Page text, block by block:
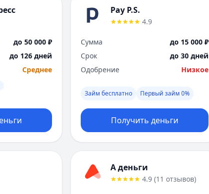
до 50 000 ₽
до 126 дней
Среднее
Pay P.S.
4.9
Сумма
до 15 000 ₽
Срок
до 30 дней
Одобрение
Низкое
Займ бесплатно Первый займ 0%
Получить деньги
А деньги
4.9 (11 отзывов)